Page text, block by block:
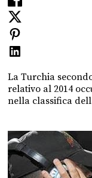
La Turchia
relativo al 2014
nella classifica